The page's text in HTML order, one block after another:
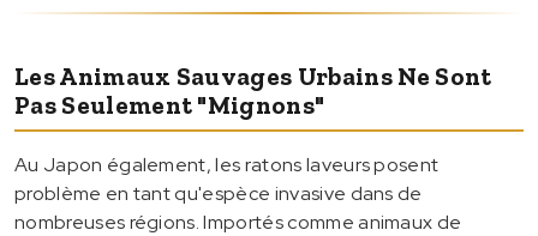
Les Animaux Sauvages Urbains Ne Sont
Pas Seulement "mignons"
Au Japon également, les ratons laveurs posent
problème en tant qu'espèce invasive dans de
nombreuses régions. Importés comme animaux de